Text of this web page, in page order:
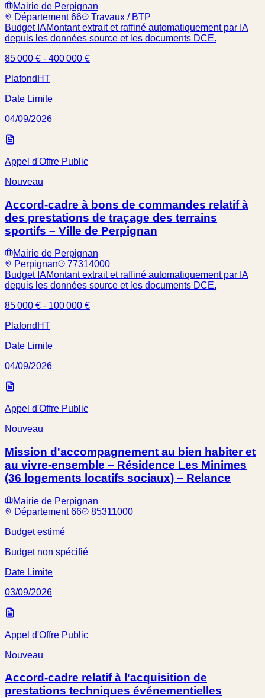
Mairie de Perpignan
Département 66
Travaux / BTP
Budget IAMontant extrait et raffiné automatiquement par IA
depuis les données source et les documents DCE.
85 000 € - 400 000 €
Plafond HT
Date Limite
04/09/2026
Appel d'Offre Public
Nouveau
Accord-cadre à bons de commandes relatif à
des prestations de traçage des terrains
sportifs – Ville de Perpignan
Mairie de Perpignan
Perpignan
77314000
Budget IAMontant extrait et raffiné automatiquement par IA
depuis les données source et les documents DCE.
85 000 € - 100 000 €
Plafond HT
Date Limite
04/09/2026
Appel d'Offre Public
Nouveau
Mission d'accompagnement au bien habiter et
au vivre-ensemble – Résidence Les Minimes
(36 logements locatifs sociaux) – Relance
Mairie de Perpignan
Département 66
85311000
Budget estimé
Budget non spécifié
Date Limite
03/09/2026
Appel d'Offre Public
Nouveau
Accord-cadre relatif à l'acquisition de
prestations techniques événementielles